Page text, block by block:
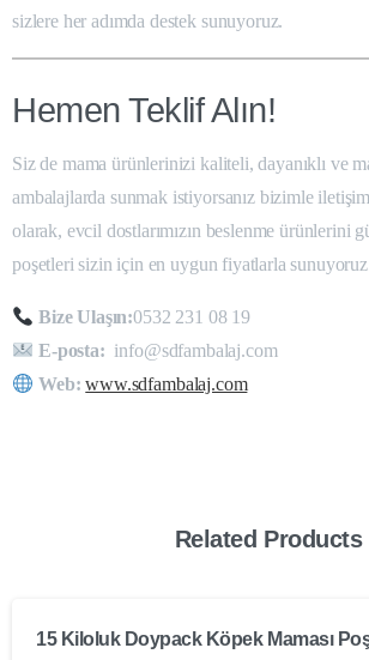
sizlere her adımda destek sunuyoruz.
Hemen Teklif Alın!
Siz de mama ürünlerinizi kaliteli, dayanıklı ve
ambalajlarda sunmak istiyorsanız bizimle
olarak, evcil dostlarımızın beslenme ürünlerini
poşetleri sizin için en uygun fiyatlarla
Bize Ulaşın:0532 231 08 19
E-posta: info@sdfambalaj.com
Web: www.sdfambalaj.com
Related Products
15 Kiloluk Doypack Köpek Maması